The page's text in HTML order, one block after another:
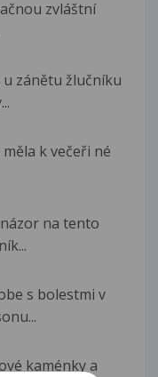
zvláštní
zánětu žlučníku
k večeři né
na tento
s bolestmi v
kaménky a